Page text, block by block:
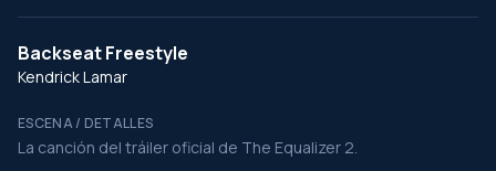
Backseat Freestyle
Kendrick Lamar
ESCENA / DETALLES
La canción del tráiler oficial de The Equalizer 2.